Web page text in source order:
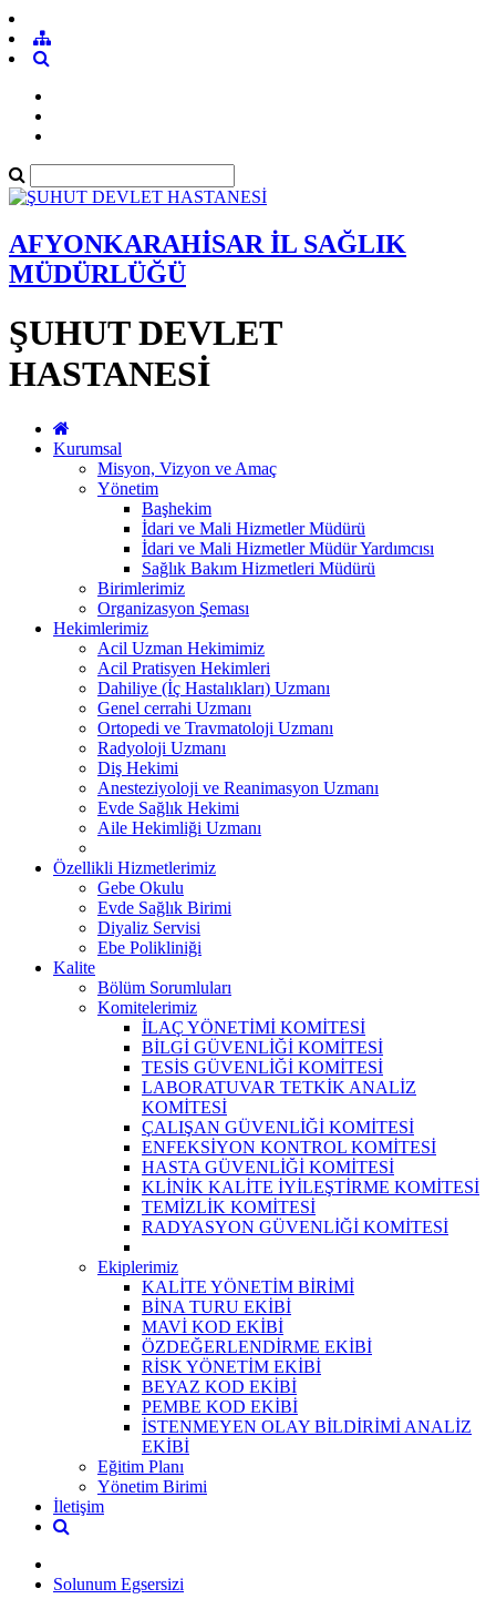
AFYONKARAHİSAR İL SAĞLIK
MÜDÜRLÜĞÜ
ŞUHUT DEVLET
HASTANESİ
Kurumsal
Misyon, Vizyon ve Amaç
Yönetim
Başhekim
İdari ve Mali Hizmetler Müdürü
İdari ve Mali Hizmetler Müdür Yardımcısı
Sağlık Bakım Hizmetleri Müdürü
Birimlerimiz
Organizasyon Şeması
Hekimlerimiz
Acil Uzman Hekimimiz
Acil Pratisyen Hekimleri
Dahiliye (İç Hastalıkları) Uzmanı
Genel cerrahi Uzmanı
Ortopedi ve Travmatoloji Uzmanı
Radyoloji Uzmanı
Diş Hekimi
Anesteziyoloji ve Reanimasyon Uzmanı
Evde Sağlık Hekimi
Aile Hekimliği Uzmanı
Özellikli Hizmetlerimiz
Gebe Okulu
Evde Sağlık Birimi
Diyaliz Servisi
Ebe Polikliniği
Kalite
Bölüm Sorumluları
Komitelerimiz
İLAÇ YÖNETİMİ KOMİTESİ
BİLGİ GÜVENLİĞİ KOMİTESİ
TESİS GÜVENLİĞİ KOMİTESİ
LABORATUVAR TETKİK ANALİZ
KOMİTESİ
ÇALIŞAN GÜVENLİĞİ KOMİTESİ
ENFEKSİYON KONTROL KOMİTESİ
HASTA GÜVENLİĞİ KOMİTESİ
KLİNİK KALİTE İYİLEŞTİRME KOMİTESİ
TEMİZLİK KOMİTESİ
RADYASYON GÜVENLİĞİ KOMİTESİ
Ekiplerimiz
KALİTE YÖNETİM BİRİMİ
BİNA TURU EKİBİ
MAVİ KOD EKİBİ
ÖZDEĞERLENDİRME EKİBİ
RİSK YÖNETİM EKİBİ
BEYAZ KOD EKİBİ
PEMBE KOD EKİBİ
İSTENMEYEN OLAY BİLDİRİMİ ANALİZ
EKİBİ
Eğitim Planı
Yönetim Birimi
İletişim
Solunum Egsersizi